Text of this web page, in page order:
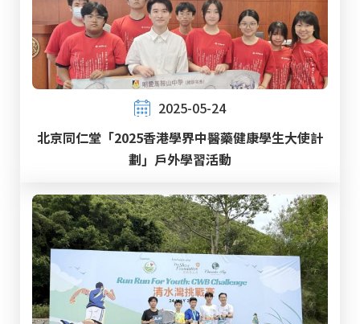
2025-05-24
北京同仁堂「2025香港學界中醫藥健康學生大使計
劃」戶外學習活動